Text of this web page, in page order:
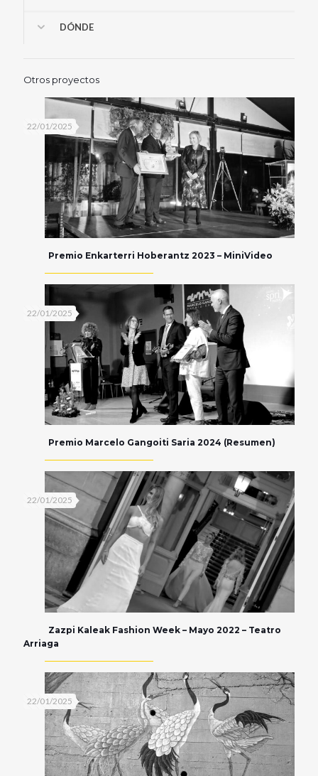
DÓNDE
Otros proyectos
22/01/2025
Premio Enkarterri Hoberantz 2023 – MiniVideo
22/01/2025
Premio Marcelo Gangoiti Saria 2024 (Resumen)
22/01/2025
Zazpi Kaleak Fashion Week – Mayo 2022 – Teatro
Arriaga
22/01/2025